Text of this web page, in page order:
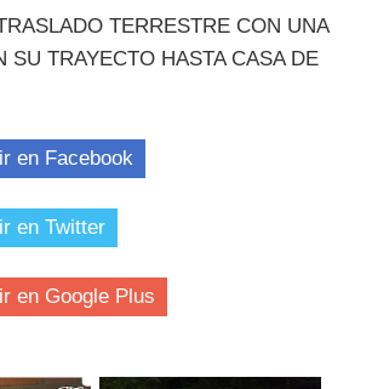
TERRESTRE CON UNA
SU TRAYECTO HASTA CASA DE
en Facebook
en Twitter
en Google Plus